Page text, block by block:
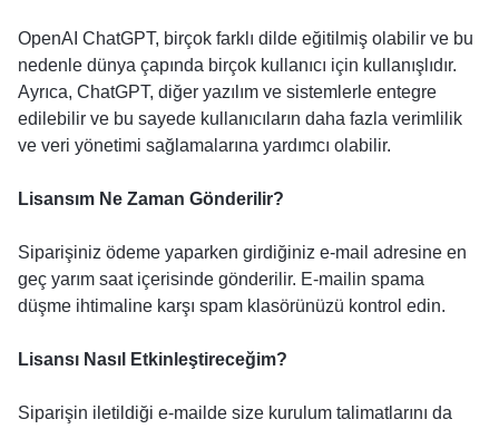
OpenAI ChatGPT, birçok farklı dilde eğitilmiş olabilir ve bu
nedenle dünya çapında birçok kullanıcı için kullanışlıdır.
Ayrıca, ChatGPT, diğer yazılım ve sistemlerle entegre
edilebilir ve bu sayede kullanıcıların daha fazla verimlilik
ve veri yönetimi sağlamalarına yardımcı olabilir.
Lisansım Ne Zaman Gönderilir?
Siparişiniz ödeme yaparken girdiğiniz e-mail adresine en
geç yarım saat içerisinde gönderilir. E-mailin spama
düşme ihtimaline karşı spam klasörünüzü kontrol edin.
Lisansı Nasıl Etkinleştireceğim?
Siparişin iletildiği e-mailde size kurulum talimatlarını da